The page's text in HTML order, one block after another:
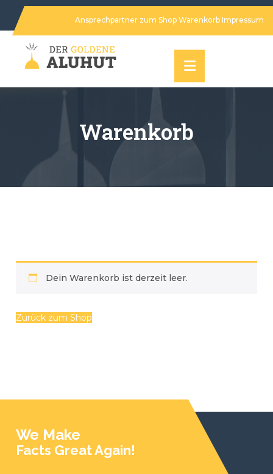
Ansprechpartner zum Shop Warenkorb Impressum
Warenkorb
Dein Warenkorb ist derzeit leer.
Zurück zum Shop
We Make
Facts Great Again!